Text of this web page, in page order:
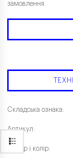
замовлення.
Складська ознака:
Артикул:
Розмір і колір: